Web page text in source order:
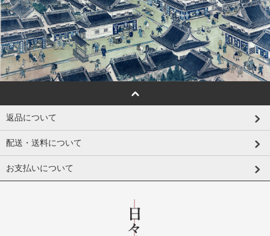
返品について
配送・送料について
お支払いについて